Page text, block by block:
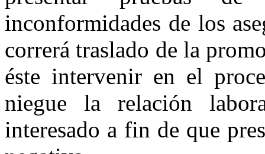
inconformidades de los
correrá traslado de la
éste intervenir en el
niegue la relación
interesado a fin de que